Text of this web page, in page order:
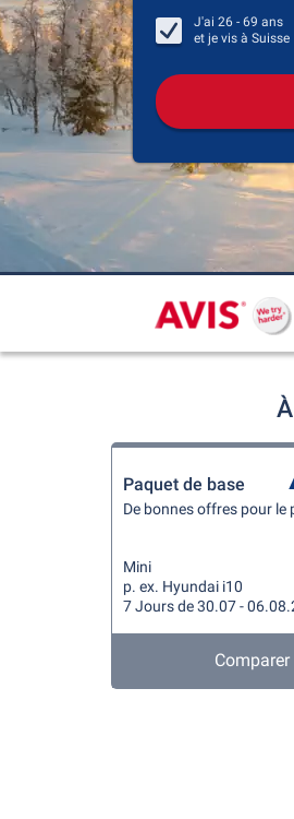
J'ai 26 - 69 ans
et je vis à Suisse
Paquet de base
De bonnes offres pour
Mini
p. ex. Hyundai i10
7 Jours de 30.07 -